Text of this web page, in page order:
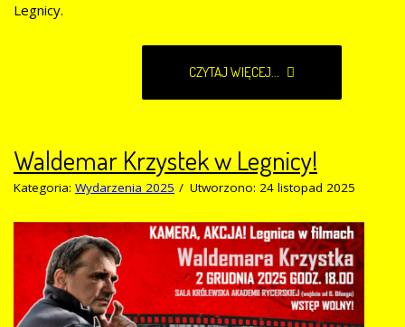
Legnicy.
CZYTAJ WIĘCEJ...
Waldemar Krzystek w Legnicy!
Kategoria: Wydarzenia 2025 Utworzono: 24 listopad 2025